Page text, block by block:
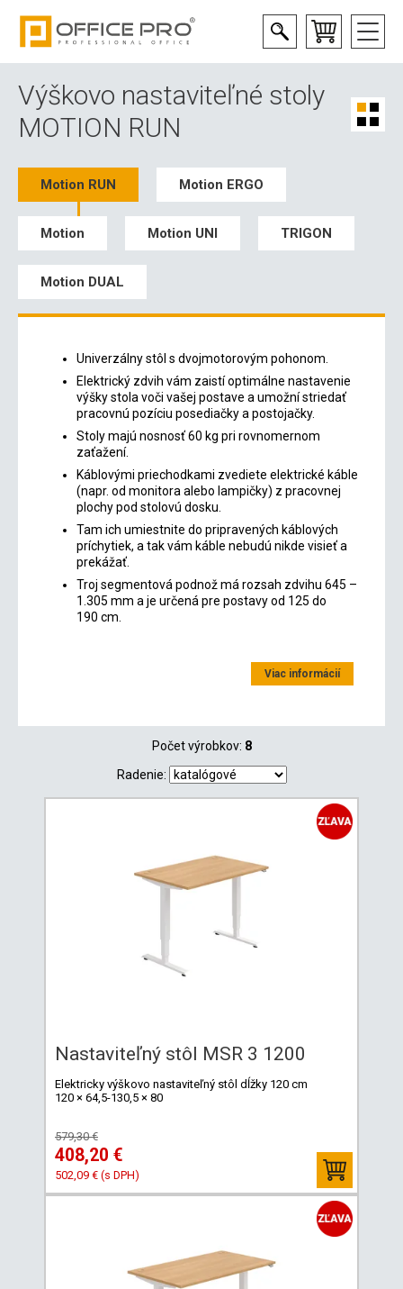
Výškovo nastaviteľné stoly
MOTION RUN
Motion RUN Motion ERGO
Motion Motion UNI TRIGON
Motion DUAL
Univerzálny stôl s dvojmotorovým pohonom.
Elektrický zdvih vám zaistí optimálne nastavenie
výšky stola voči vašej postave a umožní striedať
pracovnú pozíciu posediačky a postojačky.
Stoly majú nosnosť 60 kg pri rovnomernom
zaťažení.
Káblovými priechodkami zvediete elektrické káble
(napr. od monitora alebo lampičky) z pracovnej
plochy pod stolovú dosku.
Tam ich umiestnite do pripravených káblových
príchytiek, a tak vám káble nebudú nikde visieť a
prekážať.
Troj segmentová podnož má rozsah zdvihu 645 –
1.305 mm a je určená pre postavy od 125 do
190 cm.
Viac informácií
Počet výrobkov: 8
Radenie:
Nastaviteľný stôl MSR 3 1200
Elektricky výškovo nastaviteľný stôl dĺžky 120 cm
120 × 64,5-130,5 × 80
579,30 €
408,20 €
502,09 € (s DPH)